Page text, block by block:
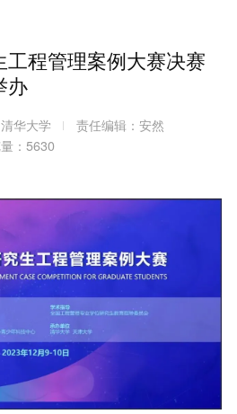
程管理案例大赛决赛
办
华大学
责任编辑：安然
：5630